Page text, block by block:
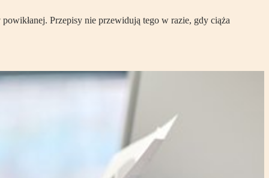
Przepisy nie przewidują tego w razie, gdy ciąża